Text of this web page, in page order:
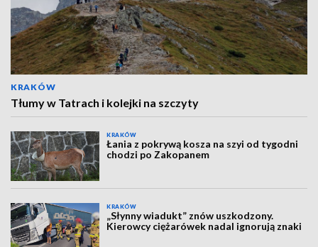
KRAKÓW
Tłumy w Tatrach i kolejki na szczyty
KRAKÓW
Łania z pokrywą kosza na szyi od tygodni
chodzi po Zakopanem
KRAKÓW
„Słynny wiadukt” znów uszkodzony.
Kierowcy ciężarówek nadal ignorują znaki